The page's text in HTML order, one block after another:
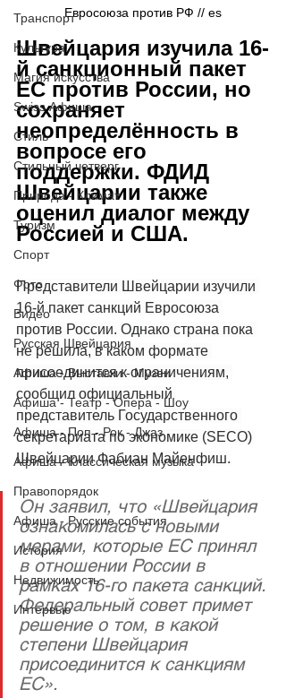
Транспорт
Культура
Магия искусства
Swiss Афиша
Стиль
Стильный четверг
Природа - Климат
Туризм
Спорт
Фото
Видео
Русская Швейцария
Афиша - Выставки - Музеи
Афиша - Театр - Опера - Шоу
Афиша - Поп - Рок - Джаз
Афиша - Классическая музыка
Правопорядок
Афиша - Русские события
История
Недвижимость
Интервью
Евросоюза против РФ // es
Швейцария изучила 16-
й санкционный пакет
ЕС против России, но
сохраняет
неопределённость в
вопросе его
поддержки. ФДИД
Швейцарии также
оценил диалог между
Россией и США.
Представители Швейцарии изучили
16-й пакет санкций Евросоюза
против России. Однако страна пока
не решила, в каком формате
присоединится к ограничениям,
сообщил официальный
представитель Государственного
секретариата по экономике (SECO)
Швейцарии Фабиан Майенфиш.
Он заявил, что «Швейцария
ознакомилась с новыми
мерами, которые ЕС принял
в отношении России в
рамках 16-го пакета санкций.
Федеральный совет примет
решение о том, в какой
степени Швейцария
присоединится к санкциям
ЕС».